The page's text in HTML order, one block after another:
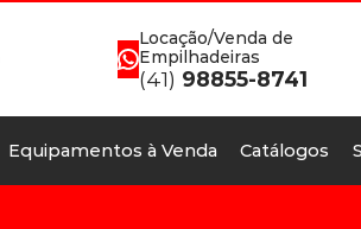
Locação/Venda de
Empilhadeiras
(41) 98855-8741
Equipamentos à Venda Catálogos